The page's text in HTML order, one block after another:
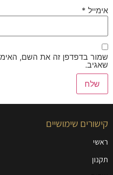
אימייל *
שמור בדפדפן זה את השם,
שאגיב.
קישורים שימושיים
ראשי
תקנון